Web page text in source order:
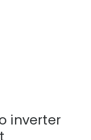
inverter